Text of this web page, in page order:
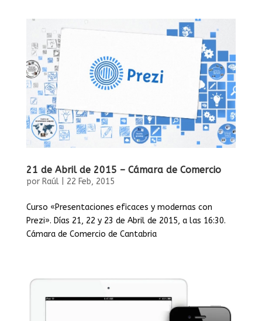
21 de Abril de 2015 – Cámara de Comercio
por Raúl| 22 Feb, 2015
Curso «Presentaciones eficaces y modernas con
Prezi». Días 21, 22 y 23 de Abril de 2015, a las 16:30.
Cámara de Comercio de Cantabria